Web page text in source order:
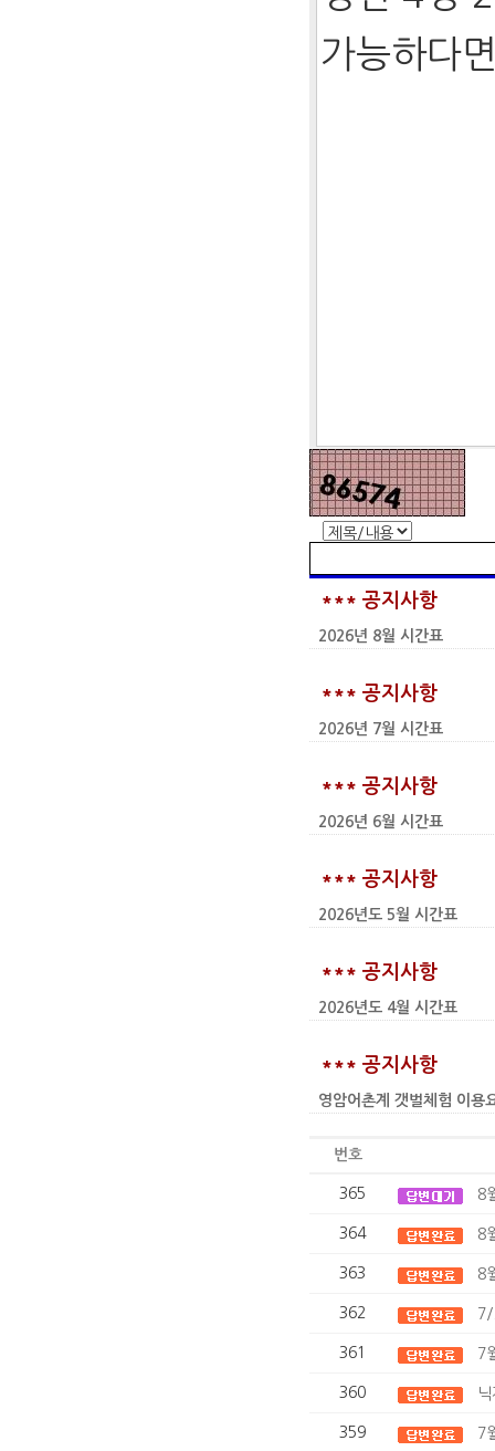
*** 공지사항
2026년 8월 시간표
*** 공지사항
2026년 7월 시간표
*** 공지사항
2026년 6월 시간표
*** 공지사항
2026년도 5월 시간표
*** 공지사항
2026년도 4월 시간표
*** 공지사항
영암어촌계 갯벌체험 이
번호
365 8
364 8
363 8
362 7/
361 7
360
359 7